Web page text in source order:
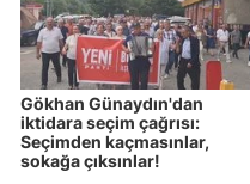
Gökhan Günaydın'dan
iktidara seçim çağrısı:
Seçimden kaçmasınlar,
sokağa çıksınlar!